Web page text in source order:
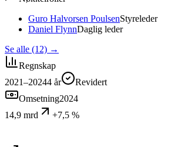
Guro Halvorsen PoulsenStyreleder
Daniel FlynnDaglig leder
Se alle (12) →
Regnskap
2021–20244 år
Revidert
Omsetning2024
14,9 mrd
+7,5 %